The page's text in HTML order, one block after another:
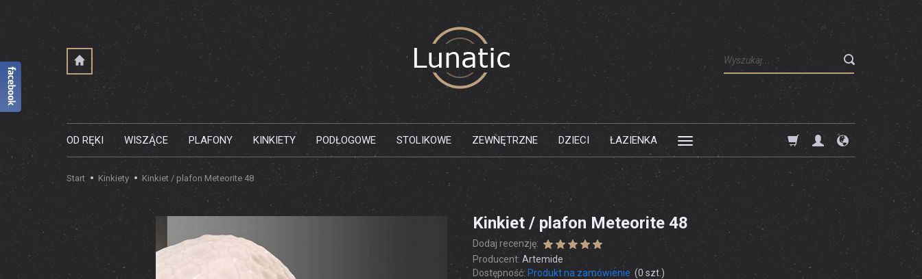
Wyszukaj
OD RĘKI WISZĄCE PLAFONY KINKIETY PODŁOGOWE STOLIKOWE ZEWNĘTRZNE DZIECI ŁAZIENKA
Start Kinkiety Kinkiet / plafon Meteorite 48
Kinkiet / plafon Meteorite 48
Dodaj recenzję:
Producent: Artemide
Dostępność: Produkt na zamówienie (0szt.)